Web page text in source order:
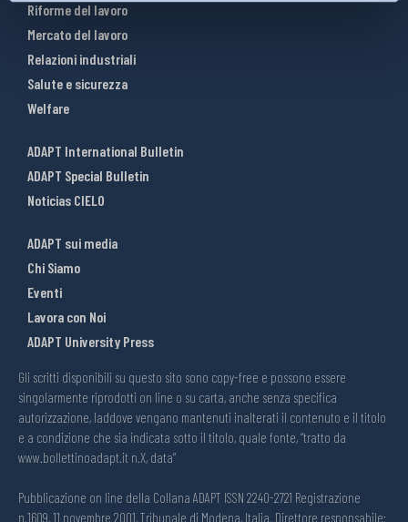
Riforme del lavoro
Mercato del lavoro
Relazioni industriali
Salute e sicurezza
Welfare
ADAPT International Bulletin
ADAPT Special Bulletin
Noticias CIELO
ADAPT sui media
Chi Siamo
Eventi
Lavora con Noi
ADAPT University Press
Gli scritti disponibili su questo sito sono copy-free e possono essere
singolarmente riprodotti on line o su carta, anche senza specifica
autorizzazione, laddove vengano mantenuti inalterati il contenuto e il titolo
e a condizione che sia indicata sotto il titolo, quale fonte, “tratto da
www.bollettinoadapt.it n.X, data“
Pubblicazione on line della Collana ADAPT ISSN 2240-2721 Registrazione
n.1609, 11 novembre 2001, Tribunale di Modena, Italia. Direttore responsabile: